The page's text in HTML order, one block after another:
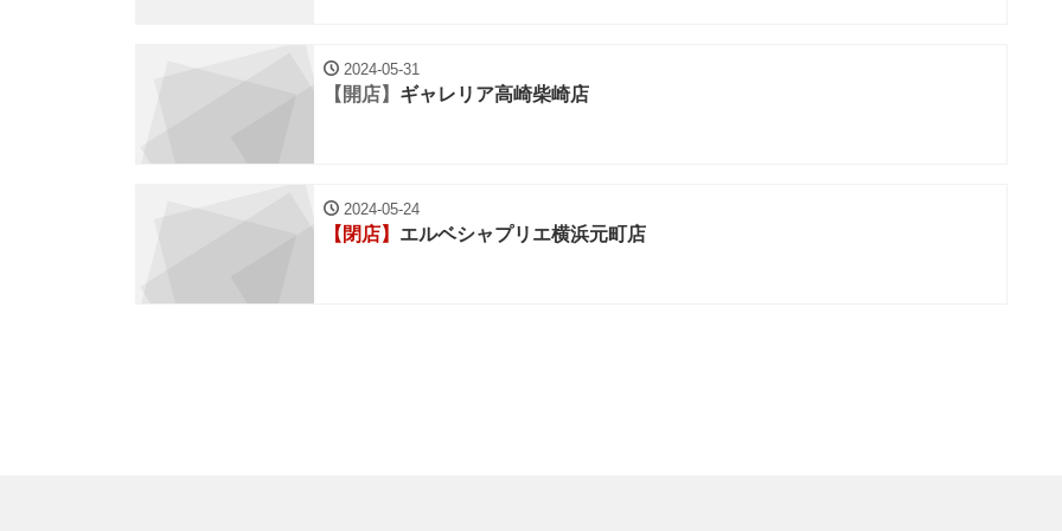
2024-05-31
【開店】 ギャレリア高崎柴崎店
2024-05-24
【閉店】 エルベシャプリエ横浜元町店